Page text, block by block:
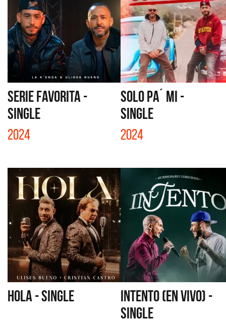
SERIE FAVORITA -
SINGLE
2024
SOLO PA´ MI -
SINGLE
2024
HOLA - SINGLE
INTENTO (EN VIVO) -
SINGLE